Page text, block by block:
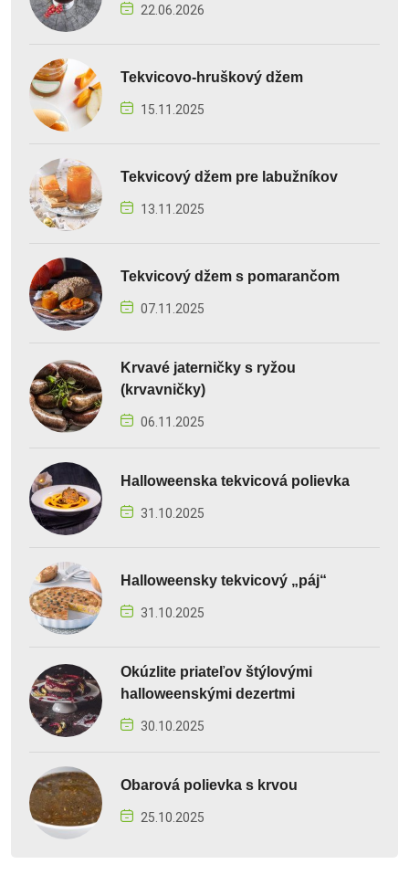
22.06.2026
Tekvicovo-hruškový džem
15.11.2025
Tekvicový džem pre labužníkov
13.11.2025
Tekvicový džem s pomarančom
07.11.2025
Krvavé jaterničky s ryžou
(krvavničky)
06.11.2025
Halloweenska tekvicová polievka
31.10.2025
Halloweensky tekvicový „páj“
31.10.2025
Okúzlite priateľov štýlovými
halloweenskými dezertmi
30.10.2025
Obarová polievka s krvou
25.10.2025